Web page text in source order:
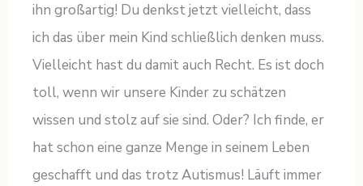
ihn großartig! Du denkst jetzt vielleicht, dass
ich das über mein Kind schließlich denken muss.
Vielleicht hast du damit auch Recht. Es ist doch
toll, wenn wir unsere Kinder zu schätzen
wissen und stolz auf sie sind. Oder? Ich finde, er
hat schon eine ganze Menge in seinem Leben
geschafft und das trotz Autismus! Läuft immer